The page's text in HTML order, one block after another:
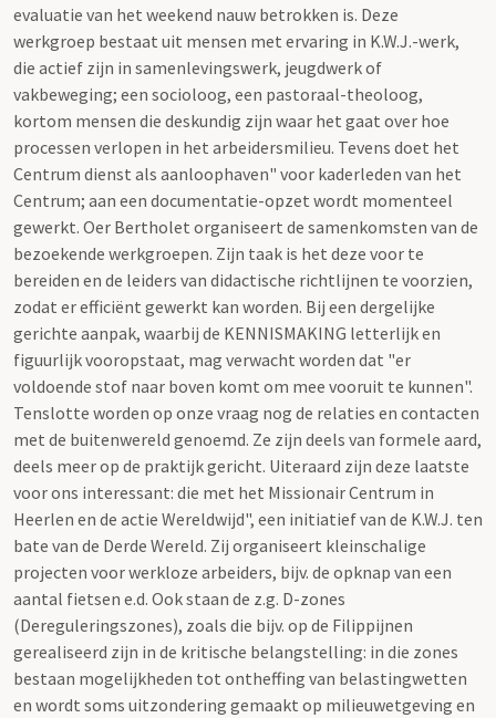
evaluatie van het weekend nauw betrokken is. Deze
werkgroep bestaat uit mensen met ervaring in K.W.J.-werk,
die actief zijn in samenlevingswerk, jeugdwerk of
vakbeweging; een socioloog, een pastoraal-theoloog,
kortom mensen die deskundig zijn waar het gaat over hoe
processen verlopen in het arbeidersmilieu. Tevens doet het
Centrum dienst als aanloophaven" voor kaderleden van het
Centrum; aan een documentatie-opzet wordt momenteel
gewerkt. Oer Bertholet organiseert de samenkomsten van de
bezoekende werkgroepen. Zijn taak is het deze voor te
bereiden en de leiders van didactische richtlijnen te voorzien,
zodat er efficiënt gewerkt kan worden. Bij een dergelijke
gerichte aanpak, waarbij de KENNISMAKING letterlijk en
figuurlijk vooropstaat, mag verwacht worden dat "er
voldoende stof naar boven komt om mee vooruit te kunnen".
Tenslotte worden op onze vraag nog de relaties en contacten
met de buitenwereld genoemd. Ze zijn deels van formele aard,
deels meer op de praktijk gericht. Uiteraard zijn deze laatste
voor ons interessant: die met het Missionair Centrum in
Heerlen en de actie Wereldwijd", een initiatief van de K.W.J. ten
bate van de Derde Wereld. Zij organiseert kleinschalige
projecten voor werkloze arbeiders, bijv. de opknap van een
aantal fietsen e.d. Ook staan de z.g. D-zones
(Dereguleringszones), zoals die bijv. op de Filippijnen
gerealiseerd zijn in de kritische belangstelling: in die zones
bestaan mogelijkheden tot ontheffing van belastingwetten
en wordt soms uitzondering gemaakt op milieuwetgeving en